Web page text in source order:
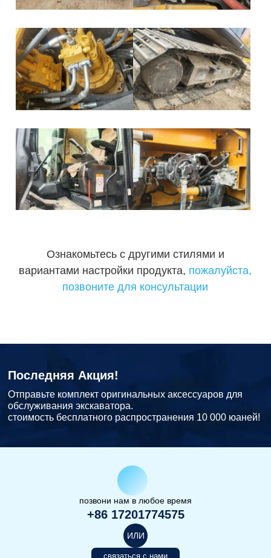
Ознакомьтесь с другими стилями и
вариантами настройки продукта, пожалуйста,
позвоните для консультации
Последняя Акция!
Отправьте комплект оригинальных аксессуаров для
обслуживания экскаватора.
стоимость бесплатного распространения 10 000 юаней!
позвони нам в любое время
+86 17201774575
ИЛИ
связаться с нами